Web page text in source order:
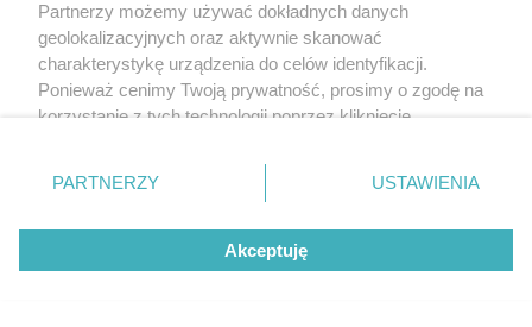
Partnerzy możemy używać dokładnych danych
geolokalizacyjnych oraz aktywnie skanować
charakterystykę urządzenia do celów identyfikacji.
Ponieważ cenimy Twoją prywatność, prosimy o zgodę na
korzystanie z tych technologii poprzez kliknięcie
zmienić/wycofać klikając przycisk ustawień prywatności
znajdujący się w lewym dolnym rogu strony
rodzaje przetwarzania danych nie wymagają zgody
użytkownika, ale masz prawo sprzeciwić się takiemu
przetwarzaniu. Preferencje będą miały zastosowanie tylko
PARTNERZY USTAWIENIA
Akceptuję